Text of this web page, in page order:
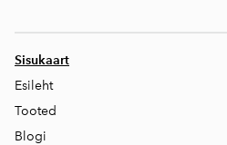
Sisukaart
Esileht
Tooted
Blogi